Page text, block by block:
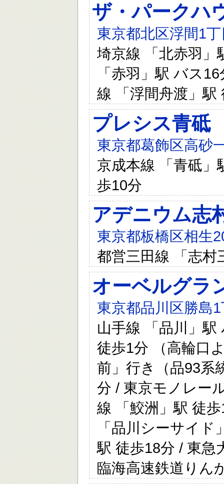
ザ・パークハ
東京都北区浮間1
埼京線 「北赤羽」
「赤羽」駅 バス
線 「浮間舟渡」駅
プレシス青砥
東京都葛飾区高砂
京成本線 「青砥」
歩10分
アデニウム志
東京都板橋区相生
都営三田線 「志村
オーベルグラ
東京都品川区勝島
山手線 「品川」
徒歩1分 （高輪口
前」行き（品93系
分 / 東京モノレー
線 「鮫洲」駅 徒
「品川シーサイ
駅 徒歩18分 / 東急
臨海高速鉄道りん